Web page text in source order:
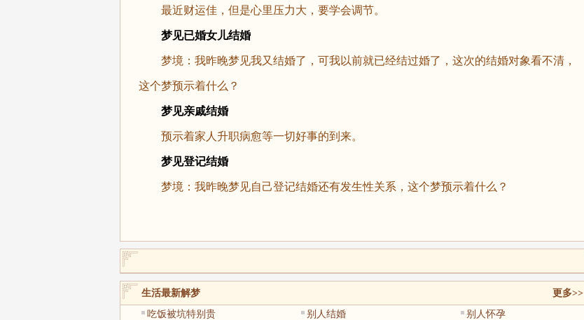
最近财运佳，但是心里压力大，要学会调节。
梦见已婚女儿结婚
梦境：我昨晚梦见我又结婚了，可我以前就已经结过婚了，这次的结婚对象看不清，
这个梦预示着什么？
梦见亲戚结婚
预示着家人升职病愈等一切好事的到来。
梦见登记结婚
梦境：我昨晚梦见自己登记结婚还有发生性关系，这个梦预示着什么？
生活最新解梦
更多>>
吃饭被坑特别贵
别人结婚
别人怀孕